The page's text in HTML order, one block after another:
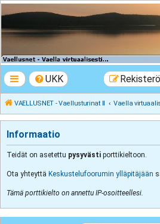
VAELLUSNET -
Vaellusturinat II
UKK
VAELLUSNET - Vaellusturinat II Vaella
Informaatio
Teidät on asetettu pysyvästi porttikieltoon.
Ota yhteyttä Keskustelufoorumin ylläpitäjään
Tämä porttikielto on annettu IP-osoitteellesi.